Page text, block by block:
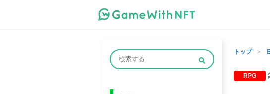
トップ
RPG